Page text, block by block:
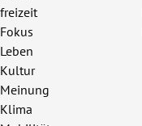
freizeit
Fokus
Leben
Kultur
Meinung
Klima